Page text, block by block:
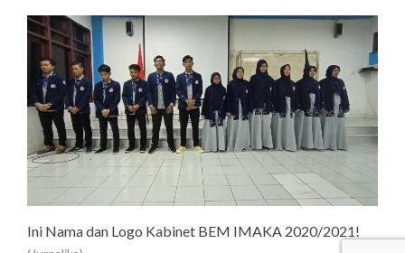
Ini Nama dan Logo Kabinet BEM IMAKA 2020/2021!